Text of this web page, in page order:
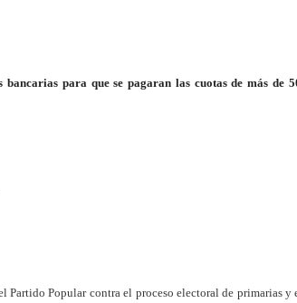
para que se pagaran las cuotas de más de
Partido Popular contra el proceso electoral de primarias y